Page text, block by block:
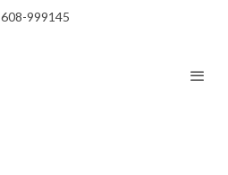
608-999145